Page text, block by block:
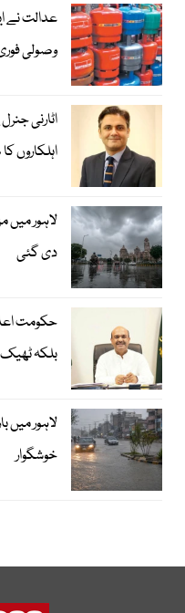
عدالت نے
وصولی
اٹارنی
اہلکاروں
لاہور میں
دی گئی
حکومت
بلکہ ٹھیک
لاہور میں
خوشگوار